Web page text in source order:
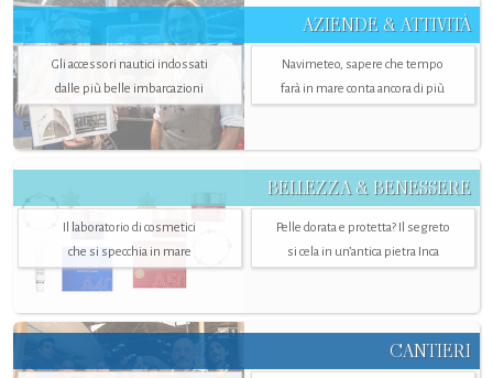
AZIENDE & ATTIVITÀ
Gli accessori nautici indossati
dalle più belle imbarcazioni
Navimeteo, sapere che tempo
farà in mare conta ancora di più
BELLEZZA & BENESSERE
Il laboratorio di cosmetici
che si specchia in mare
Pelle dorata e protetta? Il segreto
si cela in un’antica pietra Inca
CANTIERI